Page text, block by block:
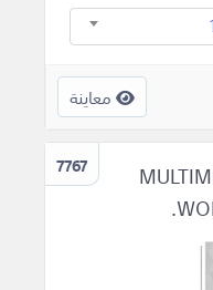
معاينة
7767